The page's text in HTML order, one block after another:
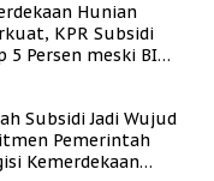
Hunian
KPR Subsidi
5 Persen meski BI
Subsidi Jadi Wujud
Pemerintah
Kemerdekaan